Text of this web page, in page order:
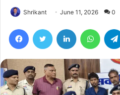
Shrikant June 11, 2026 0